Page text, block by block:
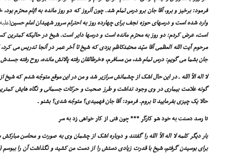
فرمود: برخیز و برو، آقا جان برو درس تمام شد. چون آنروز که دو روز مانده به ایّام محرّم
وارد شده است و درسهاى حوزه نجف براى چهارده روز به احترام سرور شهیدان امام حسین
است، عرض کردم: دو روز به محرّم مانده است و درسها دایر است. شیخ در حالیکه کمترین
مرحوم آیت الله العظمى آقا سیّد محمّدکاظم یزدى که شیخ تا آخر عمر در آنجا تدریس مى
جان بشما مى گویم: درس تمام شد، من مسافرم، «خرطالقان رفته پالانش مانده، روح رفته
لا اله الاّ الله ـ در این حال اشک از چشمانش سرازیر شد و من در این موقع متوجّه شدم که شیخ
گونه علامت بیمارى در وى وجود نداشت و طرز صحبت و حرکات جسمانى و نگاه هایش
حالا یک چیزى بفرمایید تا بروم. فرمود: آقا جان فهمیدى؟ متوجّه شدى؟ بشنو ـ
تا رسد دستت به خود شو کارگر *** چون فتى از کار خواهى زد به سر
بار دیگر کلمه لا اله الاّ الله را گفتند و دوباره اشک از چشمان وى به صورت و محاسن
براى بوسیدن گرفتم، شیخ با قدرت زیادى دستش را از دست من کشید و نگذاشت آن را ببوسم